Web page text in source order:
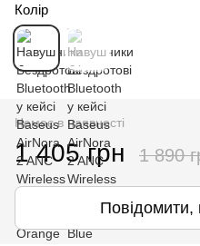
Колір
Немає в наявності
1 405 грн 1 890
Повідомити,